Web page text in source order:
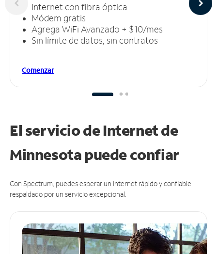
Internet con fibra óptica
Módem gratis
Agrega WiFi Avanzado + $10/mes
Sin límite de datos, sin contratos
Comenzar
El servicio de Internet de
Minnesota puedeconfiar
Con Spectrum, puedes esperar un Internet rápido y confiable
respaldado por un servicio excepcional.